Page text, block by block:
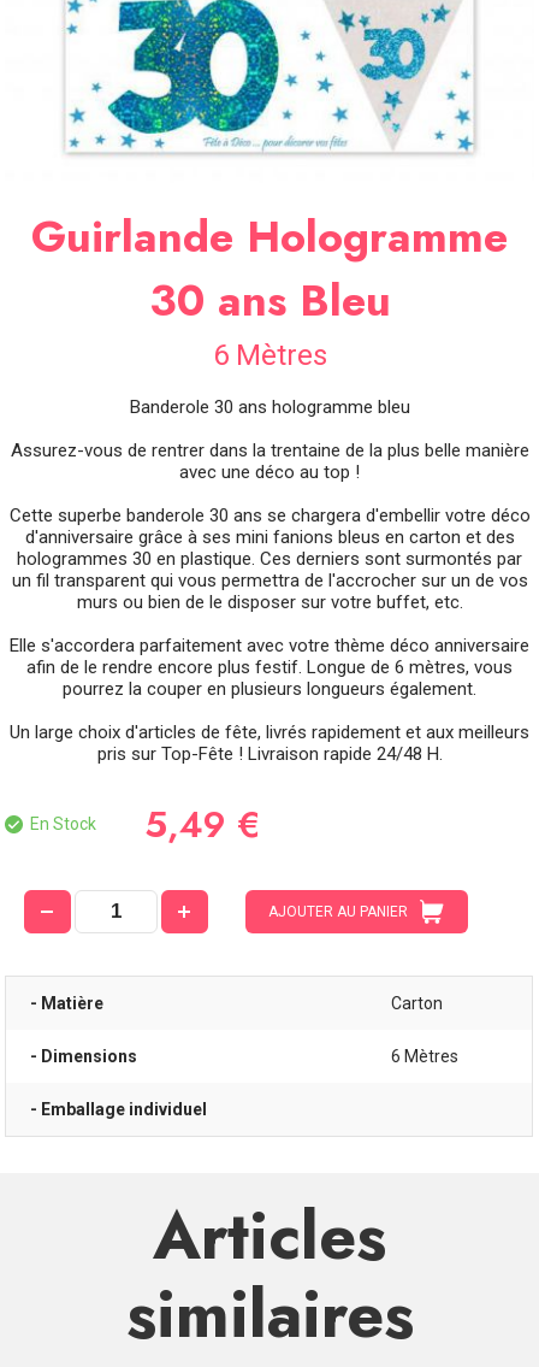
SOIRÉE
SPÉCIALES
TABLE
CONTACT
Guirlande Hologramme
30 ans Bleu
6 Mètres
Banderole 30 ans hologramme bleu
Assurez-vous de rentrer dans la trentaine de la plus belle manière
avec une déco au top !
Cette superbe banderole 30 ans se chargera d'embellir votre déco
d'anniversaire grâce à ses mini fanions bleus en carton et des
hologrammes 30 en plastique. Ces derniers sont surmontés par
un fil transparent qui vous permettra de l'accrocher sur un de vos
murs ou bien de le disposer sur votre buffet, etc.
Elle s'accordera parfaitement avec votre thème déco anniversaire
afin de le rendre encore plus festif. Longue de 6 mètres, vous
pourrez la couper en plusieurs longueurs également.
Un large choix d'articles de fête, livrés rapidement et aux meilleurs
pris sur Top-Fête ! Livraison rapide 24/48 H.
En Stock 5,49 €
AJOUTER AU PANIER
- Matière Carton
- Dimensions 6 Mètres
- Emballage individuel
Articles
similaires